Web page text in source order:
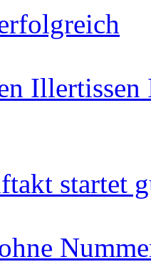
startet